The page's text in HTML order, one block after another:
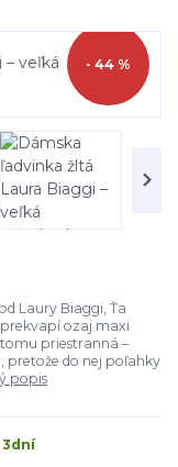
- 44 %
Laury Biaggi, Ťa
ozaj maxi
priestranná –
pretože do nej poľahky
popis
3dní